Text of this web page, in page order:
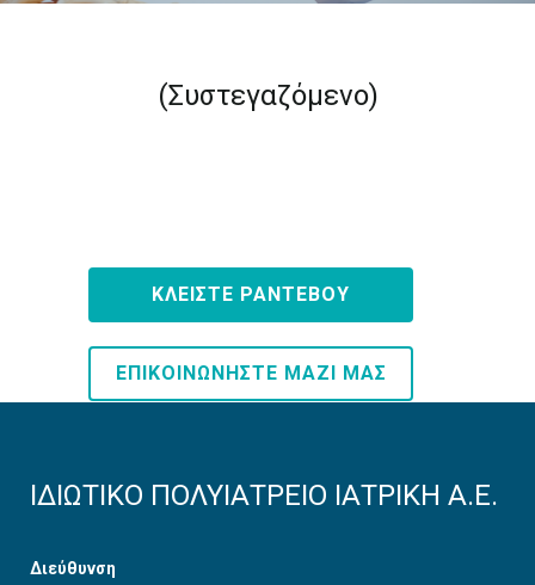
(Συστεγαζόμενο)
ΚΛΕΙΣΤΕ ΡΑΝΤΕΒΟΥ
ΕΠΙΚΟΙΝΩΝΗΣΤΕ ΜΑΖΙ ΜΑΣ
ΙΔΙΩΤΙΚΟ ΠΟΛΥΙΑΤΡΕΙΟ ΙΑΤΡΙΚΗ Α.Ε.
Διεύθυνση